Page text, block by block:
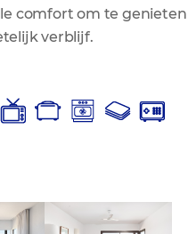
comfort om te genieten
verblijf.